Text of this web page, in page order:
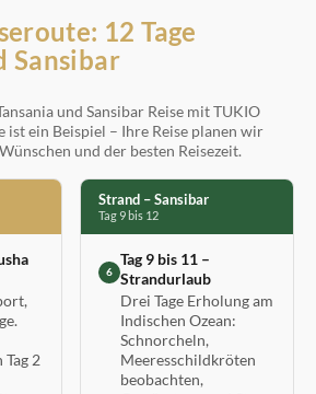
12 Tage
Sansibar
und Sansibar Reise mit TUKIO
ist ein Beispiel – Ihre Reise planen wir
und der besten Reisezeit.
2
Strand – Sansibar
Tag 9 bis 12
6
Tag 9 bis 11 –
Strandurlaub
Drei Tage Erholung am
Indischen Ozean:
Schnorcheln,
Meeresschildkröten
beobachten,